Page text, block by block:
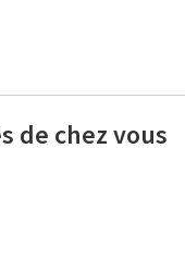
de chez vous